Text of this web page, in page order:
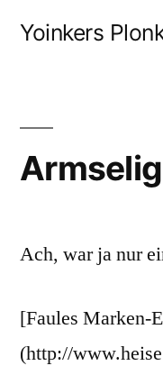
Yoinkers
Armselig
Ach, war ja nur
[Faules Marken-
(http://